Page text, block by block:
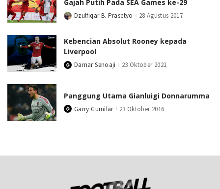
Gajah Putih Pada SEA Games ke-29
PostedDzulfiqar B. Prasetyo 28 Agustus 2017
Kebencian Absolut Rooney kepada
Liverpool
PostedDamar Senoaji 23 Oktober 2021
Panggung Utama Gianluigi Donnarumma
PostedGarry Gumilar 23 Oktober 2016